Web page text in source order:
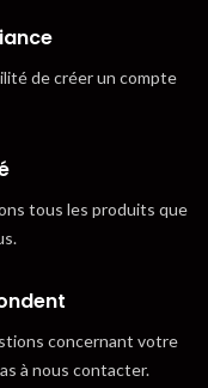
de créer un compte
tous les produits que
concernant votre
à nous contacter.